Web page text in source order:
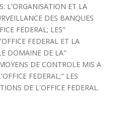
L'ORGANISATION ET LA
DES BANQUES
FEDERAL; LES"
FEDERAL ET LA
DOMAINE DE LA"
DE CONTROLE MIS A
FEDERAL;" LES
DE L'OFFICE FEDERAL.